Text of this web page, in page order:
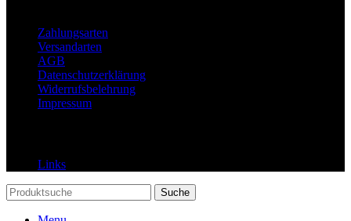
Zahlungsarten
Versandarten
AGB
Datenschutzerklärung
Widerrufsbelehrung
Impressum
Links
Suche